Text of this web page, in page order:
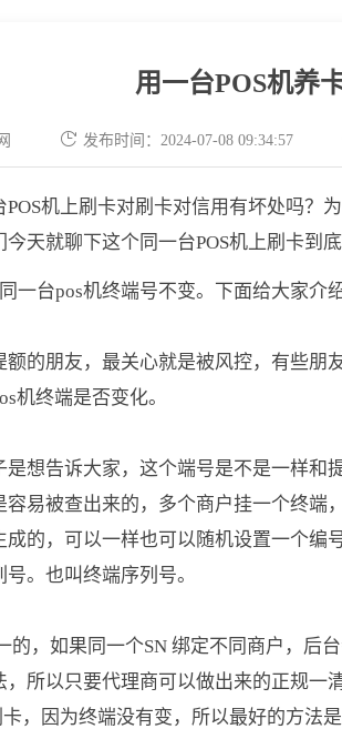
用一台POS机养
官网 发布时间：2024-07-08 09:34:57
POS机上刷卡对刷卡对信用有坏处吗？
今天就聊下这个同一台POS机上刷卡到
一台pos机终端号不变。下面给大家介
额的朋友，最关心就是被风控，有些朋
机终端是否变化。
是想告诉大家，这个端号是不是一样和
容易被查出来的，多个商户挂一个终
成的，可以一样也可以随机设置一个编
。也叫终端序列号。
的，如果同一个SN 绑定不同商户，后
，所以只要代理商可以做出来的正规一
卡，因为终端没有变，所以最好的方法